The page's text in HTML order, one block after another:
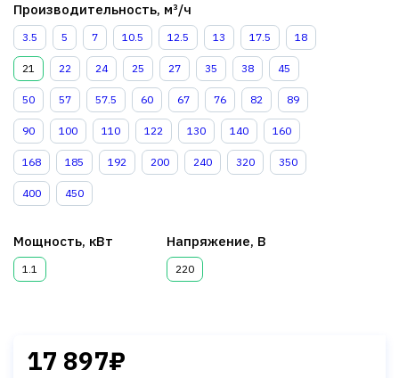
Производительность, м³/ч
3.5 5 7 10.5 12.5 13 17.5 18
21 22 24 25 27 35 38 45
50 57 57.5 60 67 76 82 89
90 100 110 122 130 140 160
168 185 192 200 240 320 350
400 450
Мощность, кВт
1.1
Напряжение, В
220
17 897₽